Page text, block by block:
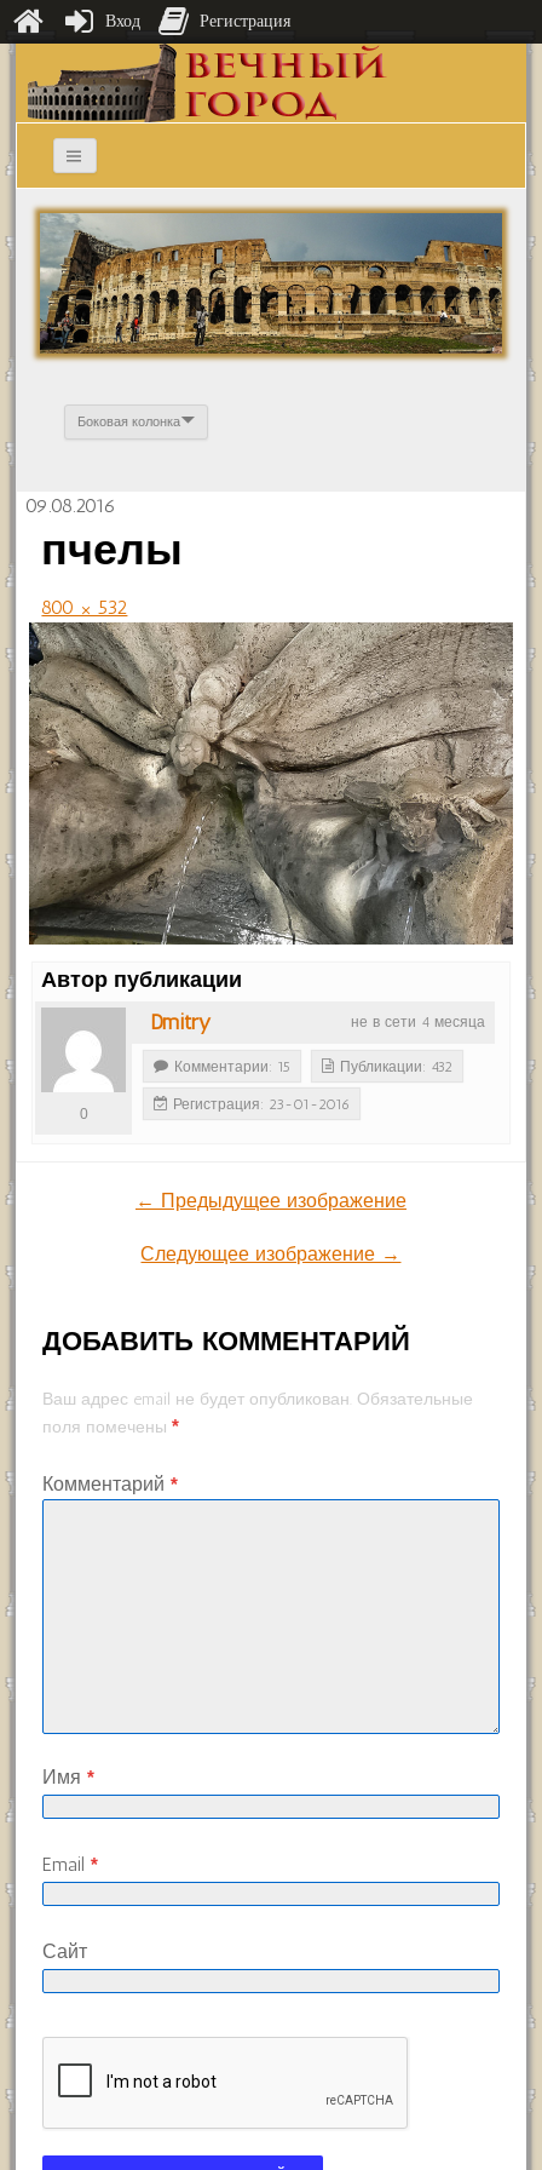
Боковая колонка
09.08.2016
пчелы
800 × 532
Автор публикации
не в сети 4 месяца
Dmitry
0
Комментарии: 15 Публикации: 432
Регистрация: 23-01-2016
← Предыдущее изображение
Следующее изображение →
ДОБАВИТЬ КОММЕНТАРИЙ
Ваш адрес email не будет опубликован. Обязательные
поля помечены *
Комментарий *
Имя *
Email *
Сайт
Вход Регистрация